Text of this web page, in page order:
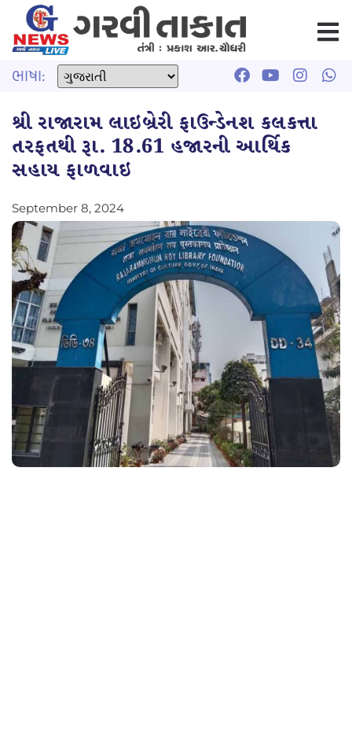
ભાષા:
શ્રી રાજારામ લાઇબ્રેરી ફાઉન્ડેનશ કલકત્તા
તરફતથી રૂા. 18.61 હજારની આર્થિક
સહાય ફાળવાઇ
September 8, 2024